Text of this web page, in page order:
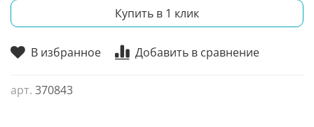
В избранное Добавить в сравнение
арт. 370843
Купить в 1 клик